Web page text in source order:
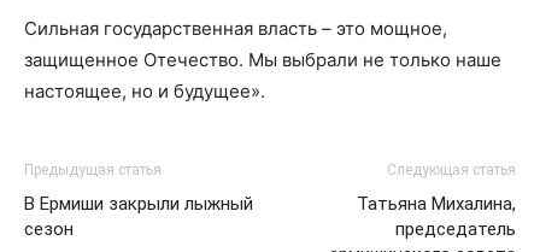
Сильная государственная власть – это мощное,
защищенное Отечество. Мы выбрали не только наше
настоящее, но и будущее».
Предыдущая статья
В Ермиши закрыли лыжный
сезон
Следующая статья
Татьяна Михалина,
председатель